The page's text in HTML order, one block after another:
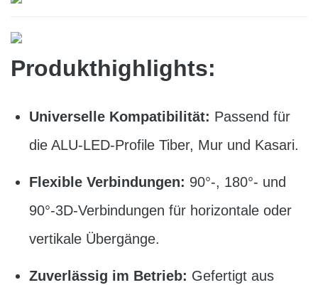
Produkthighlights:
Universelle Kompatibilität: Passend für
die ALU-LED-Profile Tiber, Mur und Kasari.
Flexible Verbindungen: 90°-, 180°- und
90°-3D-Verbindungen für horizontale oder
vertikale Übergänge.
Zuverlässig im Betrieb: Gefertigt aus